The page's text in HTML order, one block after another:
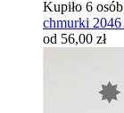
Kupiło 6 osób
chmurki 2046
od 56,00 zł